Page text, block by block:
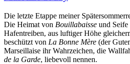
Die letzte Etappe meiner
Die Heimat von Bouillabaisse und Seife
Hafentreiben, aus luftiger Höhe
beschützt von La Bonne Mère (der
Marseillaise ihr Wahrzeichen, die
de la Garde, liebevoll nennen.